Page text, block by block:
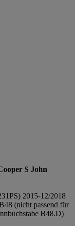
S John
2015-12/2018
(nicht passend für
B48.D)